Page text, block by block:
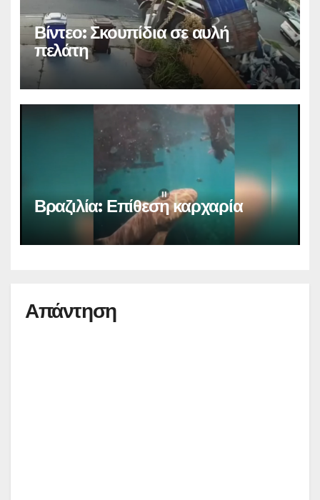
Βίντεο: Σκουπίδια σε αυλή
πελάτη
Βραζιλία: Επίθεση καρχαρία
Απάντηση